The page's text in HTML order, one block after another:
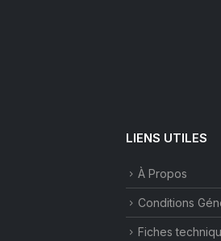
LIENS UTILES
À Propos
Conditions
Fiches